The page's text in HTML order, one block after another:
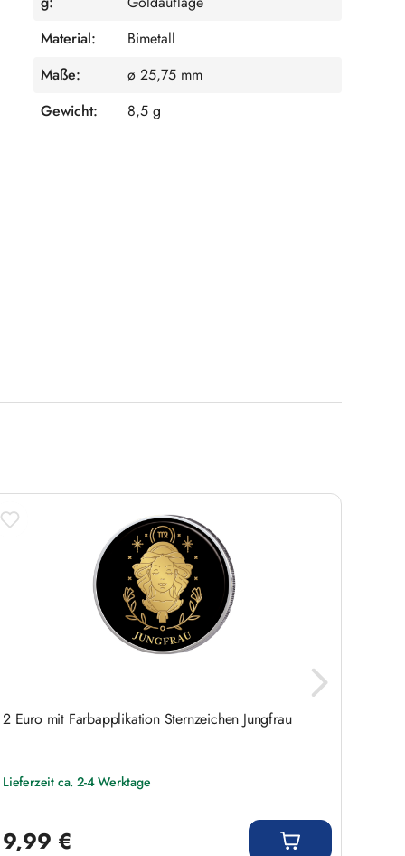
Material:
Bimetall
Maße:
ø 25,75 mm
Gewicht:
8,5 g
2 Euro mit Farbapplikation Sternzeichen Jungfrau
Lieferzeit ca. 2-4 Werktage
9,99 €